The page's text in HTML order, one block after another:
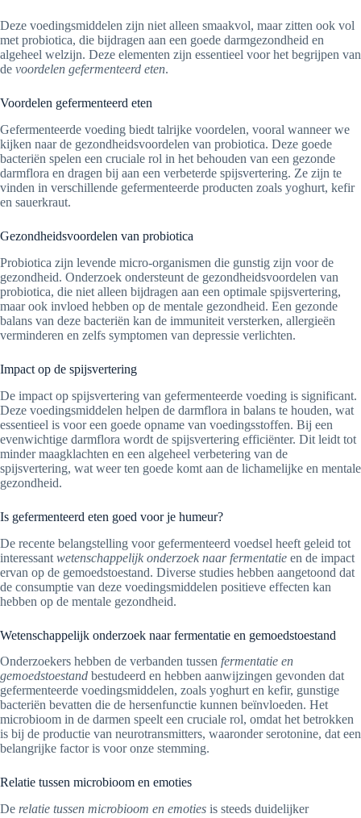
Deze voedingsmiddelen zijn niet alleen smaakvol, maar zitten ook vol
met probiotica, die bijdragen aan een goede darmgezondheid en
algeheel welzijn. Deze elementen zijn essentieel voor het begrijpen van
de voordelen gefermenteerd eten.
Voordelen gefermenteerd eten
Gefermenteerde voeding biedt talrijke voordelen, vooral wanneer we
kijken naar de gezondheidsvoordelen van probiotica. Deze goede
bacteriën spelen een cruciale rol in het behouden van een gezonde
darmflora en dragen bij aan een verbeterde spijsvertering. Ze zijn te
vinden in verschillende gefermenteerde producten zoals yoghurt, kefir
en sauerkraut.
Gezondheidsvoordelen van probiotica
Probiotica zijn levende micro-organismen die gunstig zijn voor de
gezondheid. Onderzoek ondersteunt de gezondheidsvoordelen van
probiotica, die niet alleen bijdragen aan een optimale spijsvertering,
maar ook invloed hebben op de mentale gezondheid. Een gezonde
balans van deze bacteriën kan de immuniteit versterken, allergieën
verminderen en zelfs symptomen van depressie verlichten.
Impact op de spijsvertering
De impact op spijsvertering van gefermenteerde voeding is significant.
Deze voedingsmiddelen helpen de darmflora in balans te houden, wat
essentieel is voor een goede opname van voedingsstoffen. Bij een
evenwichtige darmflora wordt de spijsvertering efficiënter. Dit leidt tot
minder maagklachten en een algeheel verbetering van de
spijsvertering, wat weer ten goede komt aan de lichamelijke en mentale
gezondheid.
Is gefermenteerd eten goed voor je humeur?
De recente belangstelling voor gefermenteerd voedsel heeft geleid tot
interessant wetenschappelijk onderzoek naar fermentatie en de impact
ervan op de gemoedstoestand. Diverse studies hebben aangetoond dat
de consumptie van deze voedingsmiddelen positieve effecten kan
hebben op de mentale gezondheid.
Wetenschappelijk onderzoek naar fermentatie en gemoedstoestand
Onderzoekers hebben de verbanden tussen fermentatie en
gemoedstoestand bestudeerd en hebben aanwijzingen gevonden dat
gefermenteerde voedingsmiddelen, zoals yoghurt en kefir, gunstige
bacteriën bevatten die de hersenfunctie kunnen beïnvloeden. Het
microbioom in de darmen speelt een cruciale rol, omdat het betrokken
is bij de productie van neurotransmitters, waaronder serotonine, dat een
belangrijke factor is voor onze stemming.
Relatie tussen microbioom en emoties
De relatie tussen microbioom en emoties is steeds duidelijker